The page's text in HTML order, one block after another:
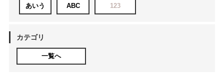
あいう ABC 123
カテゴリ
一覧へ